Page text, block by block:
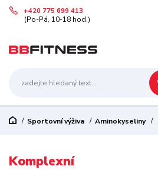
+420 775 699 413
(Po-Pá, 10-18 hod.)
Sportovní výživa Aminokyseliny
Komplexní